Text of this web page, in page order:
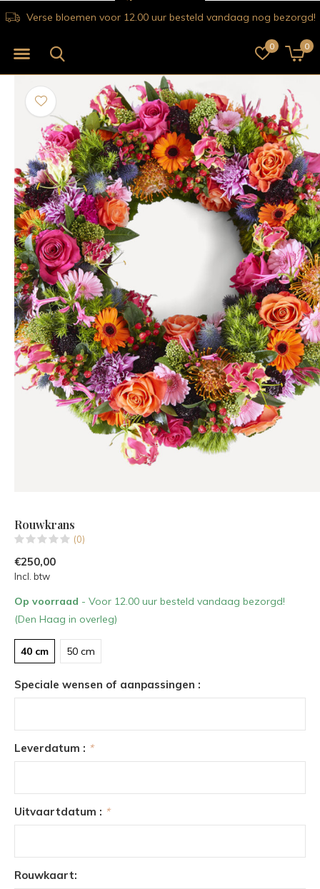
0 0
Verse bloemen voor 12.00 uur besteld vandaag nog bezorgd!
Rouwkrans
(0)
€250,00
Incl. btw
Op voorraad - Voor 12.00 uur besteld vandaag bezorgd!
(Den Haag in overleg)
40 cm 50 cm
Speciale wensen of aanpassingen :
Leverdatum : *
Uitvaartdatum : *
Rouwkaart: